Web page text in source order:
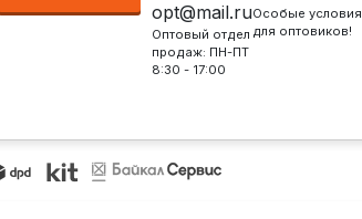
opt@mail.ru
Оптовый отдел
продаж: ПН-ПТ
8:30 - 17:00
Особые условия
для оптовиков!